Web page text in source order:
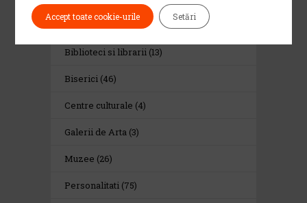
Alte institutii de cultura(13)
Biblioteci si librarii (13)
Biserici (46)
Centre culturale (4)
Galerii de Arta (3)
Muzee (26)
Personalitati (75)
Accept toate cookie-urile Setări